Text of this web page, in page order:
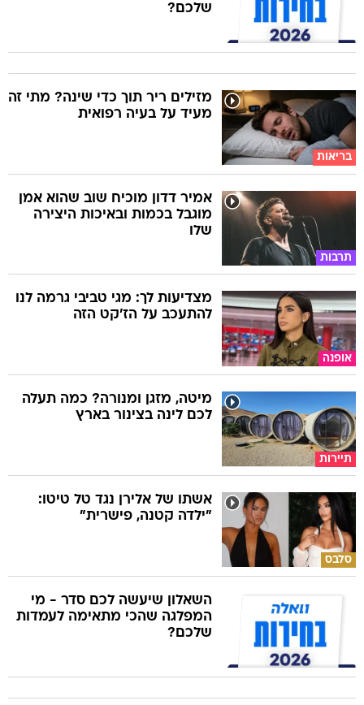
שלכם?
בריאות
מזילים ריר תוך כדי שינה? מתי זה
מעיד על בעיה רפואית
תרבות
אמיר דדון מוכיח שוב שהוא אמן
מוגבל בכמות ובאיכות היצירה
שלו
אופנה
מצדיעות לך: מגי טביבי גרמה לנו
להתעכב על הז'קט הזה
תיירות
מיטה, מזגן ומנורה? כמה תעלה
לכם לינה בצינור בארץ
סלבס
אשתו של אלירן נגד טל טיטו:
"ילדה קטנה, פישרית"
השאלון שיעשה לכם סדר - מי
המפלגה שהכי מתאימה לעמדות
שלכם?